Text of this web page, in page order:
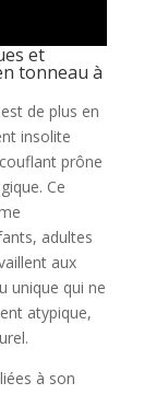
et
tonneau à
de plus en
insolite
prône
Ce
adultes
aux
unique qui ne
atypique,
à son